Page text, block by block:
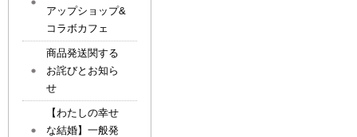
アップショップ&
コラボカフェ
商品発送関する
お詫びとお知ら
せ
【わたしの幸せ
な結婚】一般発